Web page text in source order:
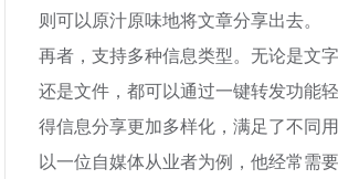
则可以原汁原味地将文章分享出去。
再者，支持多种信息类型。无论是文
还是文件，都可以通过一键转发功能
得信息分享更加多样化，满足了不同用
以一位自媒体从业者为例，他经常需